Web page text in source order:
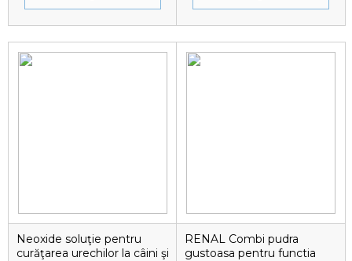
Neoxide soluţie pentru
curăţarea urechilor la câini şi
RENAL Combi pudra
gustoasa pentru functia